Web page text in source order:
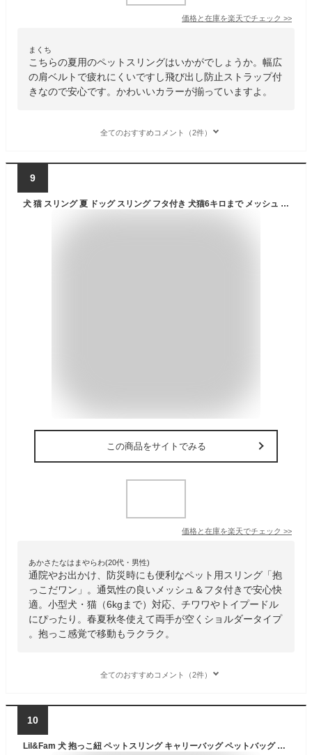
価格と在庫を楽天でチェック >>
まくち
こちらの夏用のペットスリングはいかがでしょうか。幅広
の肩ベルトで疲れにくいですし飛び出し防止ストラップ付
きなので安心です。かわいいカラーが揃っていますよ。
全てのおすすめコメント（2件）
9
犬 猫 スリング 夏 ドッグ スリング フタ付き 犬猫6キロまで メッシュ 抱っこだワン 通院 防災 避難 お出かけ 春 秋 冬犬の服 猫の服 ペットスリング 抱っこ紐 動物病院 散歩 チワワ トイプードル パグ リュック キャリー
この商品をサイトでみる
価格と在庫を楽天でチェック >>
あかさたなはまやらわ(20代・男性)
通院やお出かけ、防災時にも便利なペット用スリング「抱
っこだワン」。通気性の良いメッシュ＆フタ付きで安心快
適。小型犬・猫（6kgまで）対応、チワワやトイプードル
にぴったり。春夏秋冬使えて両手が空くショルダータイプ
。抱っこ感覚で移動もラクラク。
全てのおすすめコメント（2件）
10
Lil&Fam 犬 抱っこ紐 ペットスリング キャリーバッグ ペットバッグ 飛び出し防止 メッシュネット付き 長さ調節可能 猫 キャリー (ベージュ)